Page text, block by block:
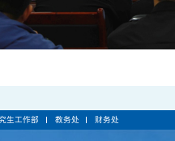
生工作部 教务处 财务处